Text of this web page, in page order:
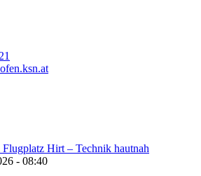
Flugplatz Hirt – Technik hautnah
- 08:40